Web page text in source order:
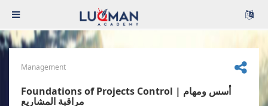
Management
Foundations of Projects Control | أسس ومهام
مراقبة المشاريع